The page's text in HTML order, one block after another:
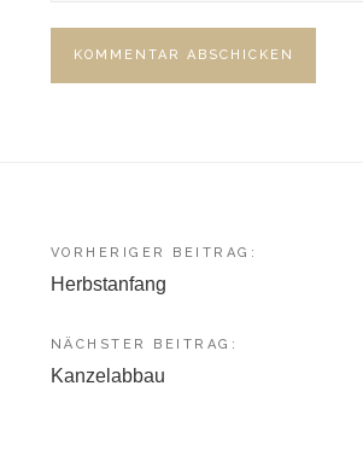
Beitragsnavigation
VORHERIGER BEITRAG:
Herbstanfang
NÄCHSTER BEITRAG:
Kanzelabbau